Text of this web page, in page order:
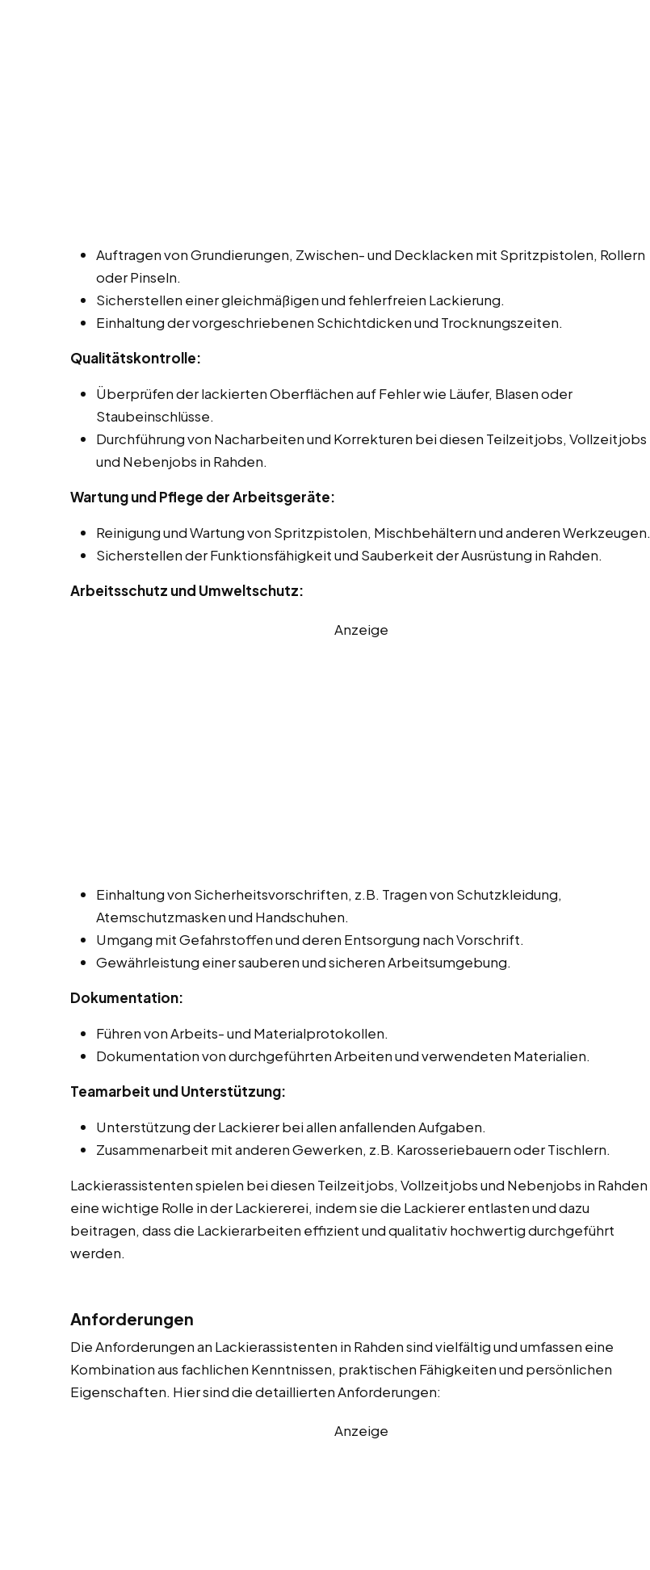
Auftragen von Grundierungen, Zwischen- und Decklacken mit Spritzpistolen, Rollern
oder Pinseln.
Sicherstellen einer gleichmäßigen und fehlerfreien Lackierung.
Einhaltung der vorgeschriebenen Schichtdicken und Trocknungszeiten.
Qualitätskontrolle:
Überprüfen der lackierten Oberflächen auf Fehler wie Läufer, Blasen oder
Staubeinschlüsse.
Durchführung von Nacharbeiten und Korrekturen bei diesen Teilzeitjobs, Vollzeitjobs
und Nebenjobs in Rahden.
Wartung und Pflege der Arbeitsgeräte:
Reinigung und Wartung von Spritzpistolen, Mischbehältern und anderen Werkzeugen.
Sicherstellen der Funktionsfähigkeit und Sauberkeit der Ausrüstung in Rahden.
Arbeitsschutz und Umweltschutz:
Anzeige
Einhaltung von Sicherheitsvorschriften, z.B. Tragen von Schutzkleidung,
Atemschutzmasken und Handschuhen.
Umgang mit Gefahrstoffen und deren Entsorgung nach Vorschrift.
Gewährleistung einer sauberen und sicheren Arbeitsumgebung.
Dokumentation:
Führen von Arbeits- und Materialprotokollen.
Dokumentation von durchgeführten Arbeiten und verwendeten Materialien.
Teamarbeit und Unterstützung:
Unterstützung der Lackierer bei allen anfallenden Aufgaben.
Zusammenarbeit mit anderen Gewerken, z.B. Karosseriebauern oder Tischlern.
Lackierassistenten spielen bei diesen Teilzeitjobs, Vollzeitjobs und Nebenjobs in Rahden
eine wichtige Rolle in der Lackiererei, indem sie die Lackierer entlasten und dazu
beitragen, dass die Lackierarbeiten effizient und qualitativ hochwertig durchgeführt
werden.
Anforderungen
Die Anforderungen an Lackierassistenten in Rahden sind vielfältig und umfassen eine
Kombination aus fachlichen Kenntnissen, praktischen Fähigkeiten und persönlichen
Eigenschaften. Hier sind die detaillierten Anforderungen:
Anzeige